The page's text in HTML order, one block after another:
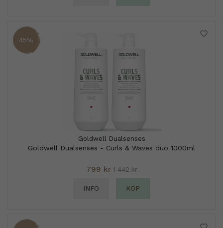
45%
Goldwell Dualsenses
Goldwell Dualsenses - Curls & Waves duo 1000ml
799 kr 1 442 kr
INFO KÖP